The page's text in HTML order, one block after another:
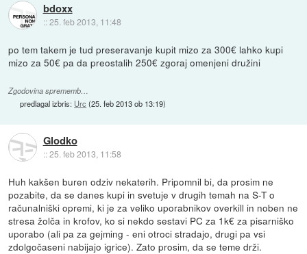
bdoxx
::25. feb 2013, 11:48
po tem takem je tud preseravanje kupit mizo za 300€ lahko kupi
mizo za 50€ pa da preostalih 250€ zgoraj omenjeni družini
Zgodovina sprememb…
predlagal izbris: Urc (25. feb 2013 ob 13:19)
Glodko
::25. feb 2013, 11:58
Huh kakšen buren odziv nekaterih. Pripomnil bi, da prosim ne
pozabite, da se danes kupi in svetuje v drugih temah na S-T o
računalniški opremi, ki je za veliko uporabnikov overkill in noben ne
stresa žolča in krofov, ko si nekdo sestavi PC za 1k€ za pisarniško
uporabo (ali pa za gejming - eni otroci stradajo, drugi pa vsi
zdolgočaseni nabijajo igrice). Zato prosim, da se teme drži.